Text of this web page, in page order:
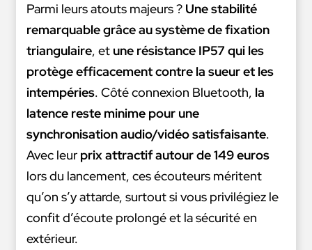
Parmi leurs atouts majeurs ? Une stabilité
remarquable grâce au système de fixation
triangulaire, et une résistance IP57 qui les
protège efficacement contre la sueur et les
intempéries. Côté connexion Bluetooth, la
latence reste minime pour une
synchronisation audio/vidéo satisfaisante.
Avec leur prix attractif autour de 149 euros
lors du lancement, ces écouteurs méritent
qu’on s’y attarde, surtout si vous privilégiez le
confit d’écoute prolongé et la sécurité en
extérieur.